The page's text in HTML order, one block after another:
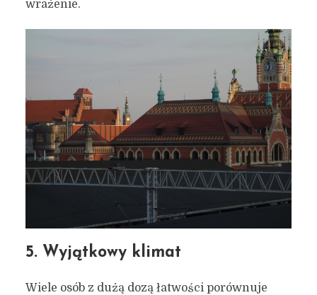
Miejsce, które przenosi w
czasie, dzika natura i
architektura – miejskie
inspiracje #104
14 maja 2023
5 min czytania
Autor:Kamil Sulewski
wrażenie.
5. Wyjątkowy klimat
Wiele osób z dużą dozą łatwości porównuje